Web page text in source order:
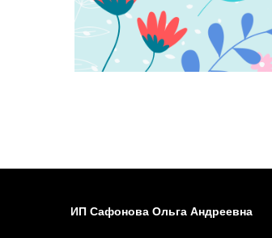
ИП Сафонова Ольга Андреевна